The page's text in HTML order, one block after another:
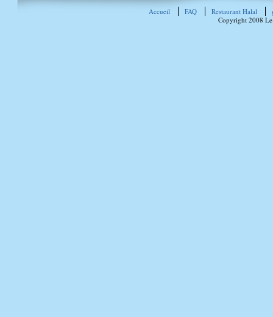
Accueil FAQ Restaurant Halal
Copyright 2008